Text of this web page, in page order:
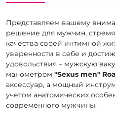
Представляем вашему
решение для мужчин,
качества своей интимной
уверенности в себе и
удовольствия – мужскую
манометром "Sexus men"
аксессуар, а мощный
учетом анатомических
современного мужчины.